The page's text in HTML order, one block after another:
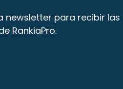
newsletter para recibir las
RankiaPro.